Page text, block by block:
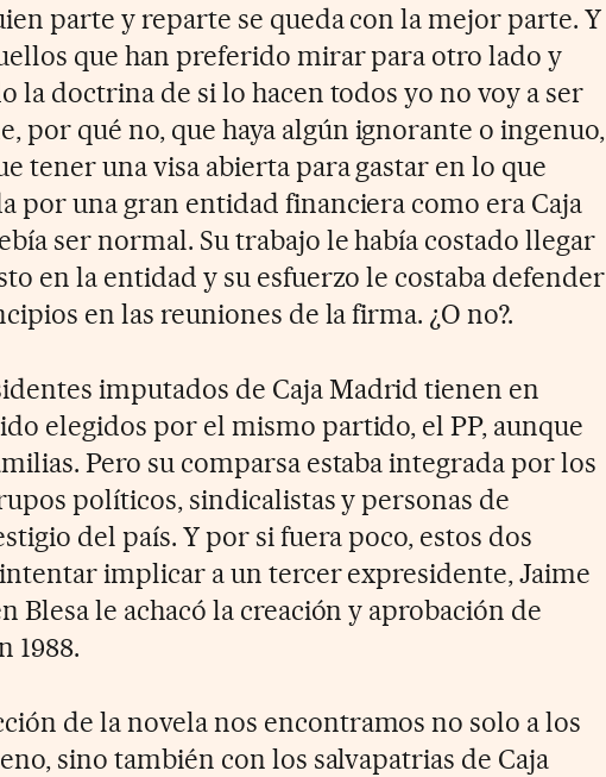
parte y reparte se queda con la mejor parte. Y
que han preferido mirar para otro lado y
la doctrina de si lo hacen todos yo no voy a ser
por qué no, que haya algún ignorante o ingenuo,
tener una visa abierta para gastar en lo que
por una gran entidad financiera como era Caja
ser normal. Su trabajo le había costado llegar
en la entidad y su esfuerzo le costaba defender
en las reuniones de la firma. ¿O no?.
imputados de Caja Madrid tienen en
elegidos por el mismo partido, el PP, aunque
Pero su comparsa estaba integrada por los
políticos, sindicalistas y personas de
del país. Y por si fuera poco, estos dos
implicar a un tercer expresidente, Jaime
Blesa le achacó la creación y aprobación de
1988.
de la novela nos encontramos no solo a los
sino también con los salvapatrias de Caja